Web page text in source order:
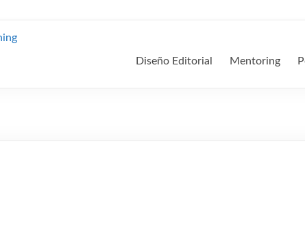
Diseño Editorial Mentoring